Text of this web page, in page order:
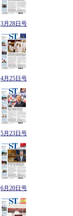
3月28日号
4月25日号
5月23日号
6月20日号